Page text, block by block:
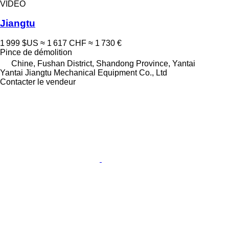
VIDÉO
Jiangtu
1 999 $US ≈ 1 617 CHF ≈ 1 730 €
Pince de démolition
Chine, Fushan District, Shandong Province, Yantai
Yantai Jiangtu Mechanical Equipment Co., Ltd
Contacter le vendeur